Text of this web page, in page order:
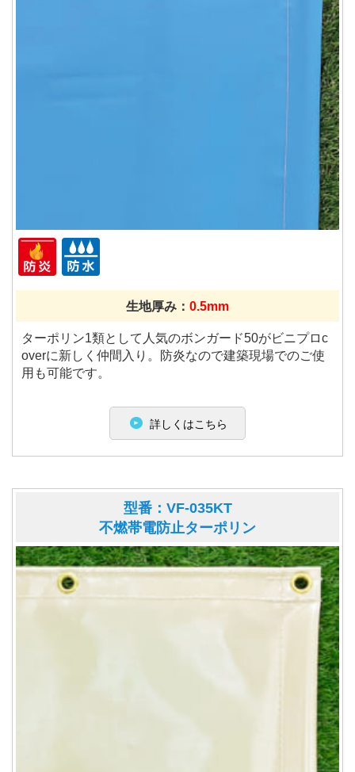
生地厚み： 0.5mm
ターポリン1類として人気のボンガード50がビニプロc
overに新しく仲間入り。防炎なので建築現場でのご使
用も可能です。
詳しくはこちら
型番：VF-035KT
不燃帯電防止ターポリン